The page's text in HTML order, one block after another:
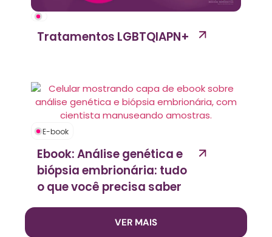
Tratamentos LGBTQIAPN+
E-book
Ebook: Análise genética e
biópsia embrionária: tudo
o que você precisa saber
VER MAIS